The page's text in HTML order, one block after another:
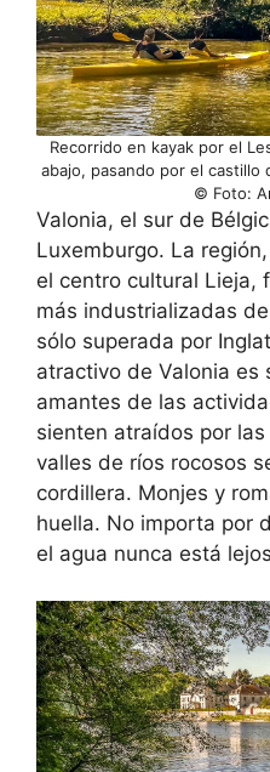
Recorrido en kayak por el
abajo, pasando por el castillo
© Foto:
Valonia, el sur de
Luxemburgo. La
el centro cultural Lieja,
más industrializadas
sólo superada por
atractivo de Valonia es
amantes de las
sienten atraídos por
valles de ríos rocosos
cordillera. Monjes y
huella. No importa por
el agua nunca está